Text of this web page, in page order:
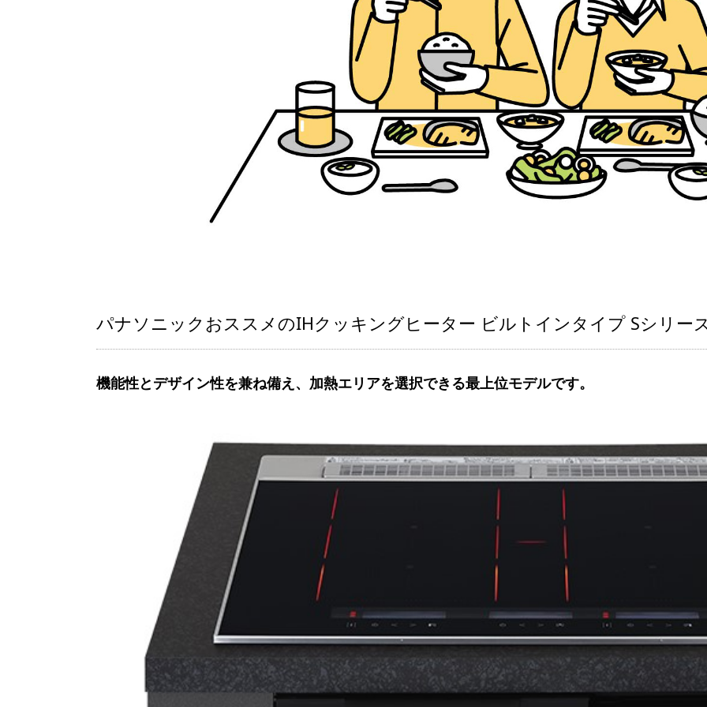
パナソニックおススメのIHクッキングヒーター ビルトインタイプ Sシリー
機能性とデザイン性を兼ね備え、加熱エリアを選択できる最上位モデルです。